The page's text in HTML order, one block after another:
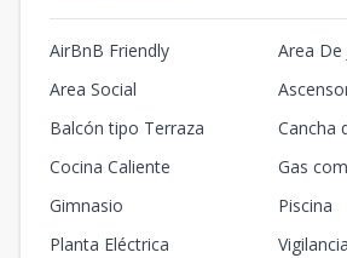
AirBnB Friendly
Area De
Area Social
Balcón tipo Terraza
Cancha
Cocina Caliente
Gas
Gimnasio
Piscina
Planta Eléctrica